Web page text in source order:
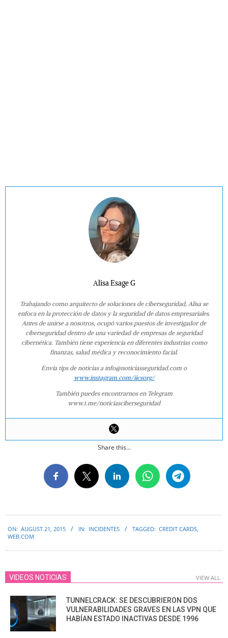
Alisa Esage G
Trabajando como arquitecto de soluciones de ciberseguridad, Alisa se
enfoca en la protección de datos y la seguridad de datos empresariales.
Antes de unirse a nosotros, ocupó varios puestos de investigador de
ciberseguridad dentro de una variedad de empresas de seguridad
cibernética. También tiene experiencia en diferentes industrias como
finanzas, salud médica y reconocimiento facial.
Envía tips de noticias a info@noticiasseguridad.com o
www.instagram.com/iicsorg/
También puedes encontrarnos en Telegram
www.t.me/noticiasciberseguridad
Share this...
08-
ON: AUGUST 21, 2015 IN: INCIDENTES TAGGED: CREDIT CARDS,
WEB.COM
VIDEOS NOTICIAS VIEW ALL
TUNNELCRACK: SE DESCUBRIERON DOS
VULNERABILIDADES GRAVES EN LAS VPN QUE
HABÍAN ESTADO INACTIVAS DESDE 1996